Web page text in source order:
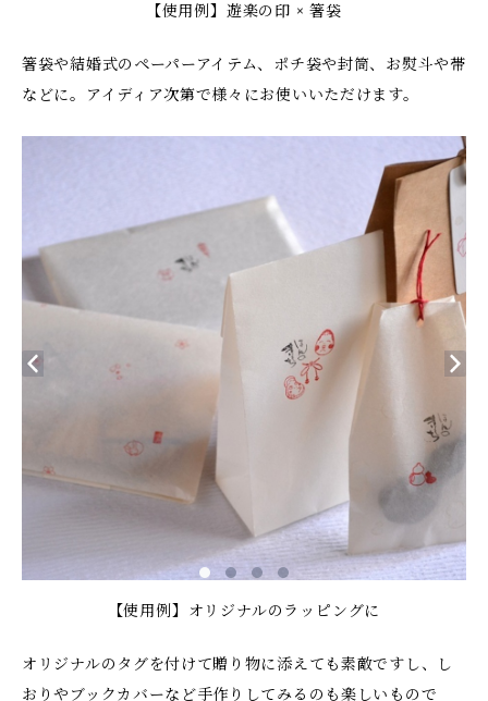
【使用例】遊楽の印 × 箸袋
箸袋や結婚式のペーパーアイテム、ポチ袋や封筒、お熨斗や帯
などに。アイディア次第で様々にお使いいただけます。
【使用例】オリジナルのラッピングに
オリジナルのタグを付けて贈り物に添えても素敵ですし、し
おりやブックカバーなど手作りしてみるのも楽しいもので